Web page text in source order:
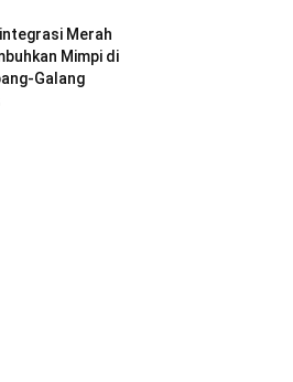
Merah
Mimpi di
Galang